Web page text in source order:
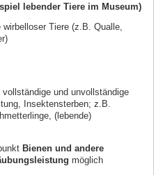
lebender Tiere im Museum)
Tiere (z.B. Qualle,
vollständige und unvollständige
Insektensterben; z.B.
(lebende)
Bienen und andere
möglich